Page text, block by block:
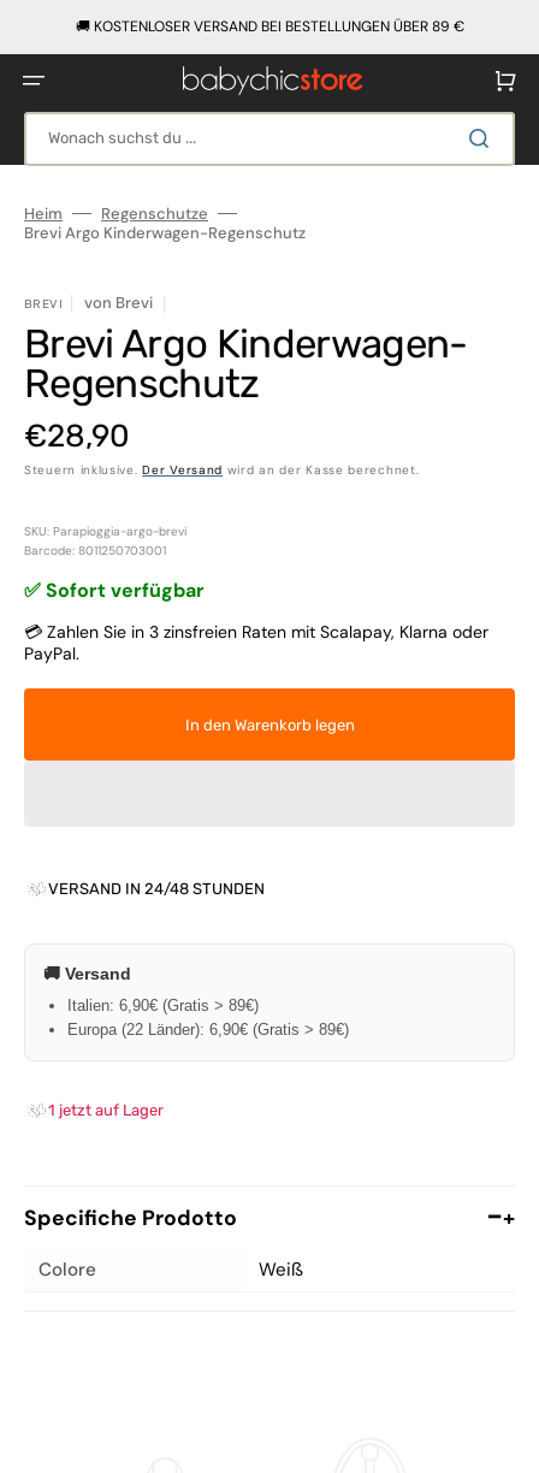
🚚 KOSTENLOSER VERSAND BEI BESTELLUNGEN ÜBER 89 €
Wonach suchst du ...
Heim
Regenschutze
Brevi Argo Kinderwagen-Regenschutz
BREVI von Brevi
Brevi Argo Kinderwagen-
Regenschutz
Normaler
Preis
€28,90
Steuern inklusive.Der Versand wird an der Kasse berechnet.
SKU: Parapioggia-argo-brevi
Barcode: 8011250703001
✅ Sofort verfügbar
💳 Zahlen Sie in 3 zinsfreien Raten mit Scalapay, Klarna oder
PayPal.
In den Warenkorb legen
VERSAND IN 24/48 STUNDEN
🚚 Versand
Italien: 6,90€ (Gratis > 89€)
Europa (22 Länder): 6,90€ (Gratis > 89€)
1 jetzt auf Lager
Specifiche Prodotto +
Colore Weiß